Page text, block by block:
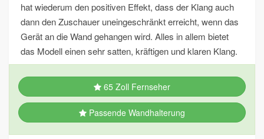
hat wiederum den positiven Effekt, dass der Klang auch
dann den Zuschauer uneingeschränkt erreicht, wenn das
Gerät an die Wand gehangen wird. Alles in allem bietet
das Modell einen sehr satten, kräftigen und klaren Klang.
65 Zoll Fernseher
Passende Wandhalterung